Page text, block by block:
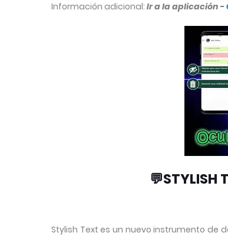
Información adicional: Ir a la aplicación -
💬STYLISH
Stylish Text es un nuevo instrumento de